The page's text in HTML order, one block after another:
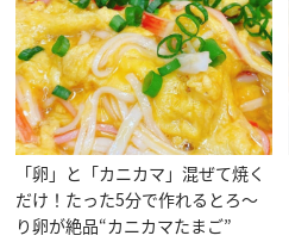
「卵」と「カニカマ」混ぜて焼く
だけ！たった5分で作れるとろ〜
り卵が絶品“カニカマたまご”